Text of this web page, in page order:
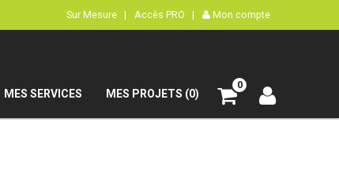
Sur Mesure | Accès PRO | Mon compte
MES SERVICES MES PROJETS (0)
0